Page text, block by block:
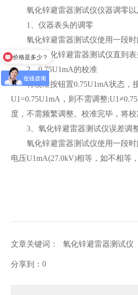
氧化锌避雷器测试仪仪器调零以
1、仪器表头的调零
氧化锌避雷器测试仪使用一段时
电位器，氧化锌避雷器测试仪直到
2、0.75U1mA的校准
将校准按钮置0.75U1mA状态，接
U1=0.75U1mA，则不需调整
度，不需频繁调整。校准完毕，将校
3、氧化锌避雷器测试仪误差调
氧化锌避雷器测试仪使用一段时
电压U1mA(27.0kV)相等，如不相等
文章关键词： 氧化锌避雷器测试仪
分享到： 0
价格是多少？
有优惠吗？